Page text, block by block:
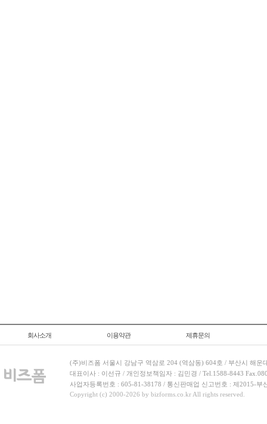
회사소개 이용약관 제휴문의
(주)비즈폼 서울시 강남구 역삼로 204 (역삼동) 604호 / 부산시 해운
대표이사 : 이선규 / 개인정보책임자 : 김민경 / Tel.1588-8443
사업자등록번호 : 605-81-38178 / 통신판매업 신고번호 : 제2015-부
Copyright (c) 2000-2026 by bizforms.co.kr All rights reserved.